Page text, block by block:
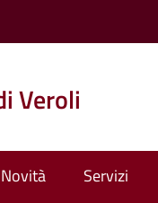
Veroli
Novità Servizi